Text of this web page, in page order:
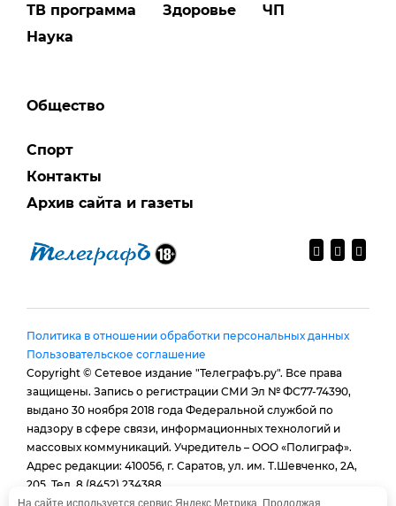
ТВ программа
Наука
Здоровье
ЧП
Общество
Спорт
Контакты
Архив сайта и газеты
Политика в отношении обработки персональных данных
Пользовательское соглашение
Copyright © Сетевое издание "Телеграфъ.ру". Все права
защищены. Запись о регистрации СМИ Эл № ФС77-74390,
выдано 30 ноября 2018 года Федеральной службой по
надзору в сфере связи, информационных технологий и
массовых коммуникаций. Учредитель – ООО «Полиграф».
Адрес редакции: 410056, г. Саратов, ул. им. Т.Шевченко, 2А,
205. Тел. 8 (8452) 234388.
E-mail: provtelegraf@gmail.com
На сайте используется сервис Яндекс.Метрика. Продолжая